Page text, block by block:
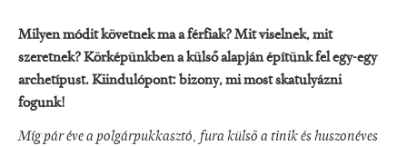
Milyen módit követnek ma a férfiak? Mit viselnek, mit
szeretnek? Körképünkben a külső alapján építünk fel egy-egy
archetípust. Kiindulópont: bizony, mi most skatulyázni
fogunk!
Míg pár éve a polgárpukkasztó, fura külső a tinik és huszonéves